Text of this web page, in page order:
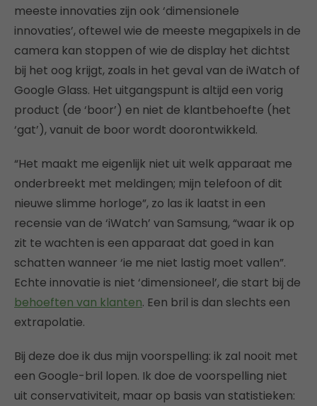
meeste innovaties zijn ook ‘dimensionele
innovaties’, oftewel wie de meeste megapixels in de
camera kan stoppen of wie de display het dichtst
bij het oog krijgt, zoals in het geval van de iWatch of
Google Glass. Het uitgangspunt is altijd een vorig
product (de ‘boor’) en niet de klantbehoefte (het
‘gat’), vanuit de boor wordt doorontwikkeld.
“Het maakt me eigenlijk niet uit welk apparaat me
onderbreekt met meldingen; mijn telefoon of dit
nieuwe slimme horloge”, zo las ik laatst in een
recensie van de ‘iWatch’ van Samsung, “waar ik op
zit te wachten is een apparaat dat goed in kan
schatten wanneer ‘ie me niet lastig moet vallen”.
Echte innovatie is niet ‘dimensioneel’, die start bij de
behoeften van klanten. Een bril is dan slechts een
extrapolatie.
Bij deze doe ik dus mijn voorspelling: ik zal nooit met
een Google-bril lopen. Ik doe de voorspelling niet
uit conservativiteit, maar op basis van statistieken: